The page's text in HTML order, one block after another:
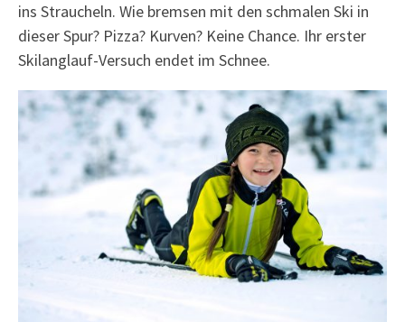
ins Straucheln. Wie bremsen mit den schmalen Ski in
dieser Spur? Pizza? Kurven? Keine Chance. Ihr erster
Skilanglauf-Versuch endet im Schnee.